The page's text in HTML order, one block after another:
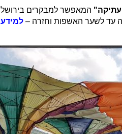
המאפשר למבקרים
עד לשער האשפות וחזרה –